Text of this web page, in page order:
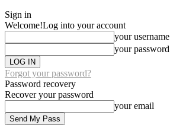
Sign in
Welcome!Log into your account
your username
your password
Forgot your password?
Password recovery
Recover your password
your email